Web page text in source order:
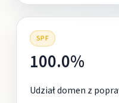
SPF
100.0%
Udział domen z